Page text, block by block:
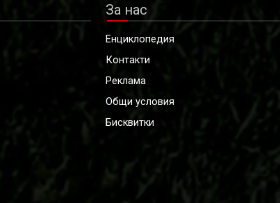
За нас
Енциклопедия
Контакти
Реклама
Общи условия
Бисквитки